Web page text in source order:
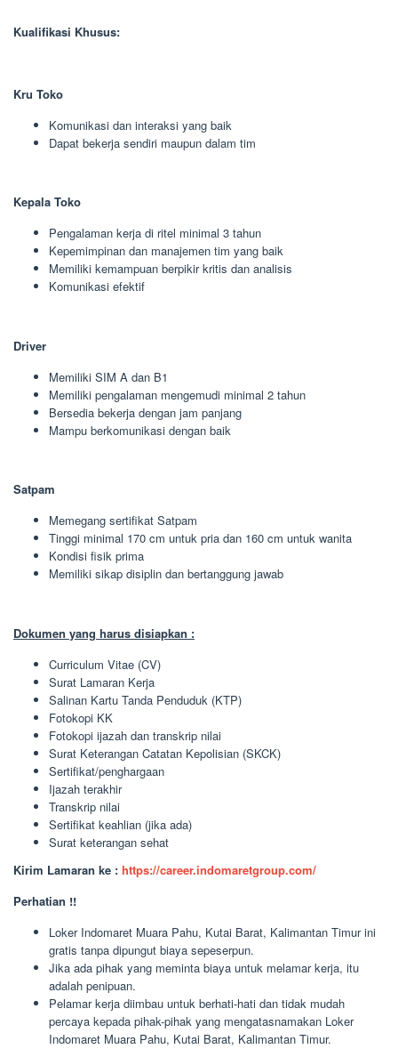
Kualifikasi Khusus:
Kru Toko
Komunikasi dan interaksi yang baik
Dapat bekerja sendiri maupun dalam tim
Kepala Toko
Pengalaman kerja di ritel minimal 3 tahun
Kepemimpinan dan manajemen tim yang baik
Memiliki kemampuan berpikir kritis dan analisis
Komunikasi efektif
Driver
Memiliki SIM A dan B1
Memiliki pengalaman mengemudi minimal 2 tahun
Bersedia bekerja dengan jam panjang
Mampu berkomunikasi dengan baik
Satpam
Memegang sertifikat Satpam
Tinggi minimal 170 cm untuk pria dan 160 cm untuk wanita
Kondisi fisik prima
Memiliki sikap disiplin dan bertanggung jawab
Dokumen yang harus disiapkan :
Curriculum Vitae (CV)
Surat Lamaran Kerja
Salinan Kartu Tanda Penduduk (KTP)
Fotokopi KK
Fotokopi ijazah dan transkrip nilai
Surat Keterangan Catatan Kepolisian (SKCK)
Sertifikat/penghargaan
Ijazah terakhir
Transkrip nilai
Sertifikat keahlian (jika ada)
Surat keterangan sehat
Kirim Lamaran ke : https://career.indomaretgroup.com/
Perhatian !!
Loker Indomaret Muara Pahu, Kutai Barat, Kalimantan Timur ini
gratis tanpa dipungut biaya sepeserpun.
Jika ada pihak yang meminta biaya untuk melamar kerja, itu
adalah penipuan.
Pelamar kerja diimbau untuk berhati-hati dan tidak mudah
percaya kepada pihak-pihak yang mengatasnamakan Loker
Indomaret Muara Pahu, Kutai Barat, Kalimantan Timur.